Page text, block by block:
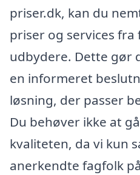
priser.dk, kan du
priser og services fra
udbydere. Dette
en informeret
løsning, der passer
Du behøver ikke at
kvaliteten, da vi kun
anerkendte fagfolk